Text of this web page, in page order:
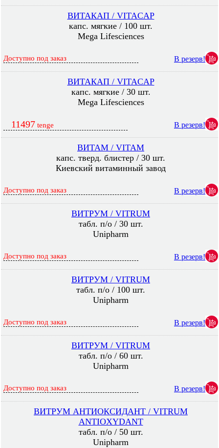
ВИТАКАП / VITACAP
капс. мягкие / 100 шт.
Mega Lifesciences
Доступно под заказ В резерв!
ВИТАКАП / VITACAP
капс. мягкие / 30 шт.
Mega Lifesciences
11497 tenge В резерв!
ВИТАМ / VITAM
капс. тверд. блистер / 30 шт.
Киевский витаминный завод
Доступно под заказ В резерв!
ВИТРУМ / VITRUM
табл. п/о / 30 шт.
Unipharm
Доступно под заказ В резерв!
ВИТРУМ / VITRUM
табл. п/о / 100 шт.
Unipharm
Доступно под заказ В резерв!
ВИТРУМ / VITRUM
табл. п/о / 60 шт.
Unipharm
Доступно под заказ В резерв!
ВИТРУМ АНТИОКСИДАНТ / VITRUM
ANTIOXYDANT
табл. п/о / 50 шт.
Unipharm